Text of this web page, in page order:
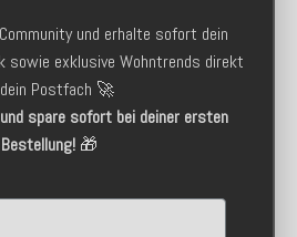
und erhalte sofort dein
sowie exklusive Wohntrends direkt
Postfach 🚀
spare sofort bei deiner ersten
Bestellung!🎁